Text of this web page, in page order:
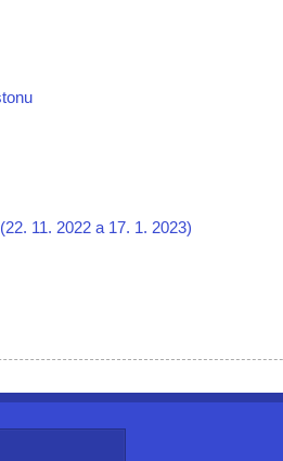
11. 2022 a 17. 1. 2023)